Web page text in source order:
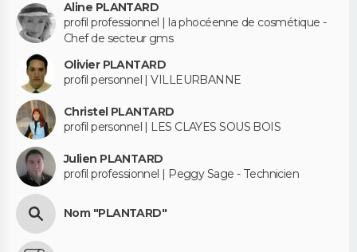
Aline PLANTARD
profil professionnel | la phocéenne de cosmétique -
Chef de secteur gms
Olivier PLANTARD
profil personnel | VILLEURBANNE
Christel PLANTARD
profil personnel | LES CLAYES SOUS BOIS
Julien PLANTARD
profil professionnel | Peggy Sage - Technicien
Nom "PLANTARD"